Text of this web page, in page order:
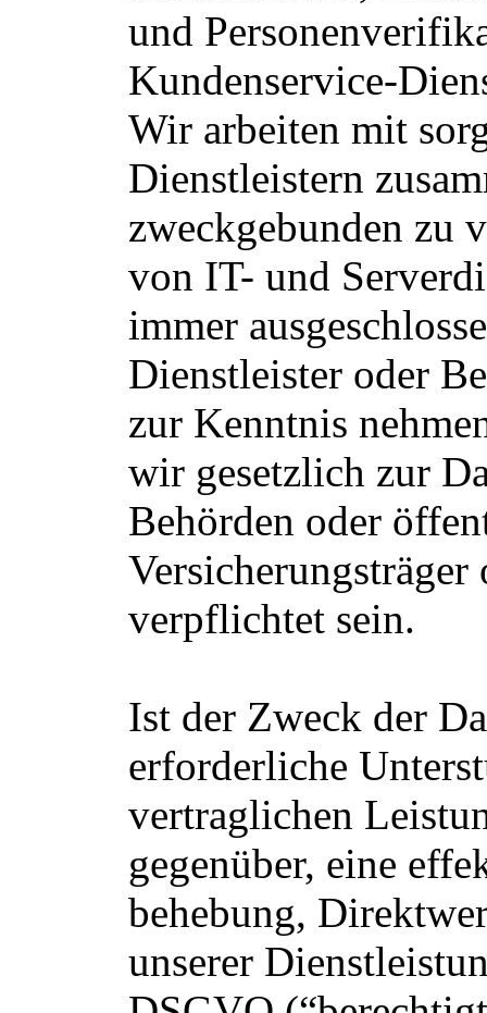
und
Kundenservice-
Wir arbeiten mit
Dienstleistern
zweckgebunden zu
von IT- und
immer
Dienstleister oder
zur Kenntnis
wir gesetzlich zur
Behörden oder
Versicherungsträger
verpflichtet sein.
Ist der Zweck der
erforderliche
vertraglichen
gegenüber, eine
behebung,
unserer